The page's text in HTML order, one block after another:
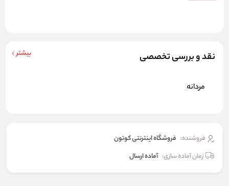
نقد و بررسی تخصصی بیشتر
مردانه
فروشنده: فروشگاه اینترنتی کوتون
زمان آماده سازی: آماده ارسال